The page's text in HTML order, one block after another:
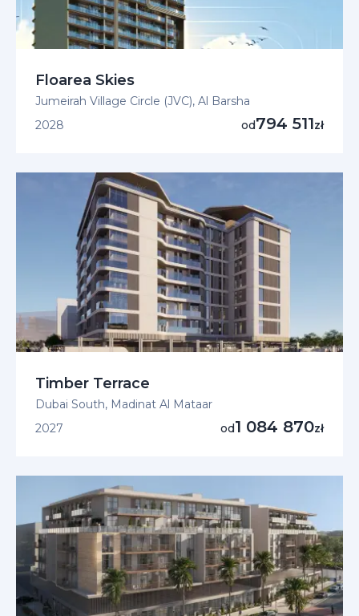
Floarea Skies
Jumeirah Village Circle (JVC), Al Barsha
2028
od794 511zł
Timber Terrace
Dubai South, Madinat Al Mataar
2027
od1 084 870zł